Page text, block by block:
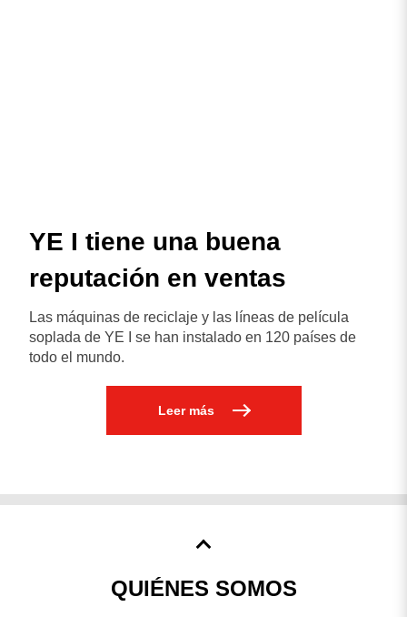
YE I tiene una buena
reputación en ventas
Las máquinas de reciclaje y las líneas de película
soplada de YE I se han instalado en 120 países de
todo el mundo.
Leer más
QUIÉNES SOMOS